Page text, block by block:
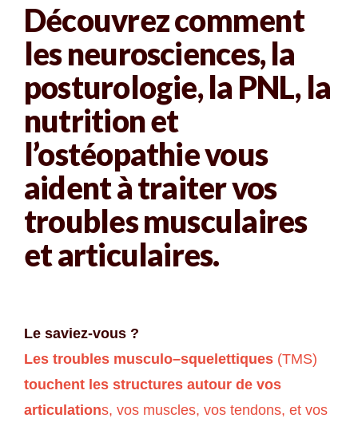
Découvrez comment
les neurosciences, la
posturologie, la PNL, la
nutrition et
l’ostéopathie vous
aident à traiter vos
troubles musculaires
et articulaires.
Le saviez-vous ?
Les troubles musculo–squelettiques (TMS)
touchent les structures autour de vos
articulations, vos muscles, vos tendons, et vos